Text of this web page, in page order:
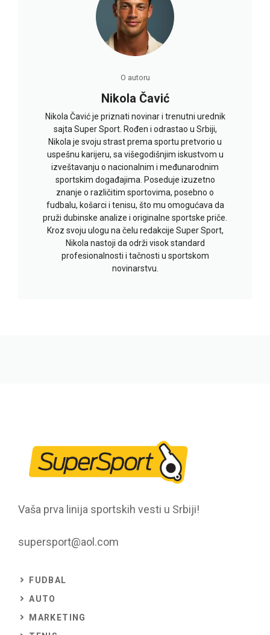
O autoru
Nikola Čavić
Nikola Čavić je priznati novinar i trenutni urednik
sajta Super Sport. Rođen i odrastao u Srbiji,
Nikola je svoju strast prema sportu pretvorio u
uspešnu karijeru, sa višegodišnjim iskustvom u
izveštavanju o nacionalnim i međunarodnim
sportskim događajima. Poseduje izuzetno
znanje o različitim sportovima, posebno o
fudbalu, košarci i tenisu, što mu omogućava da
pruži dubinske analize i originalne sportske priče.
Kroz svoju ulogu na čelu redakcije Super Sport,
Nikola nastoji da održi visok standard
profesionalnosti i tačnosti u sportskom
novinarstvu.
Vaša prva linija sportskih vesti u Srbiji!
supersport@aol.com
FUDBAL
AUTO
MARKETING